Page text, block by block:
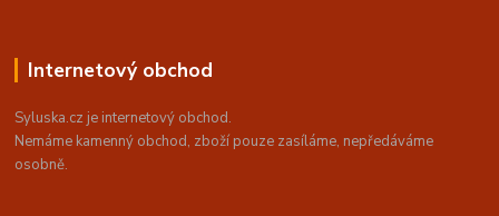
Internetový obchod
Syluska.cz je internetový obchod.
Nemáme kamenný obchod, zboží pouze zasíláme, nepředáváme
osobně.